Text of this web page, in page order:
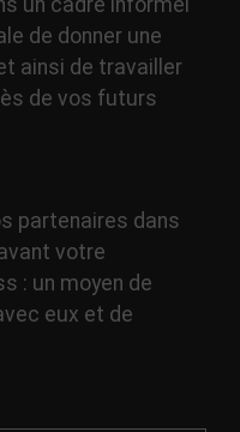
de donner une
ainsi de travailler
de vos futurs
partenaires dans
votre
: un moyen de
eux et de